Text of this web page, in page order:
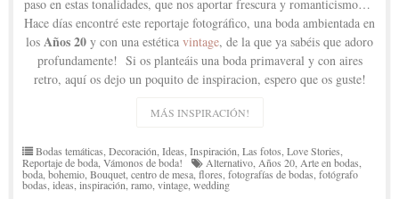
paso en estas tonalidades, que nos aportar frescura y romanticismo…
Hace días encontré este reportaje fotográfico, una boda ambientada en
los Años 20 y con una estética vintage, de la que ya sabéis que adoro
profundamente! Si os planteáis una boda primaveral y con aires
retro, aquí os dejo un poquito de inspiracion, espero que os guste!
MÁS INSPIRACIÓN!
Bodas temáticas Decoración Ideas Inspiración Las fotos Love Stories
Reportaje de boda Vámonos de boda! Alternativo Años 20 Arte en bodas
boda bohemio Bouquet centro de mesa flores fotografías de bodas fotógrafo
bodas ideas inspiración, ramo vintage wedding